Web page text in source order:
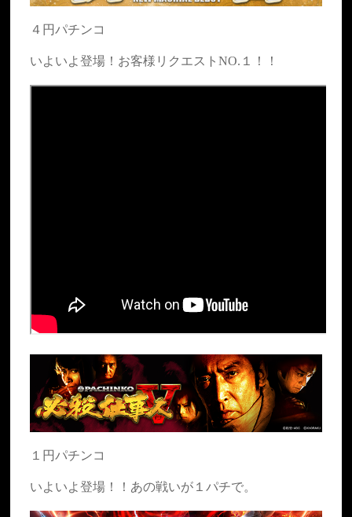
４円パチンコ
いよいよ登場！お客様リクエストNO.１！！
１円パチンコ
いよいよ登場！！あの戦いが１パチで。